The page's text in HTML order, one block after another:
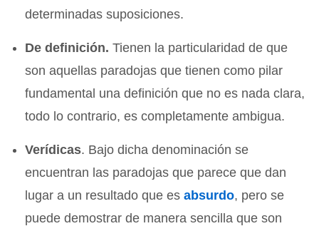
determinadas suposiciones.
De definición. Tienen la particularidad de que
son aquellas paradojas que tienen como pilar
fundamental una definición que no es nada clara,
todo lo contrario, es completamente ambigua.
Verídicas. Bajo dicha denominación se
encuentran las paradojas que parece que dan
lugar a un resultado que esabsurdo, pero se
puede demostrar de manera sencilla que son